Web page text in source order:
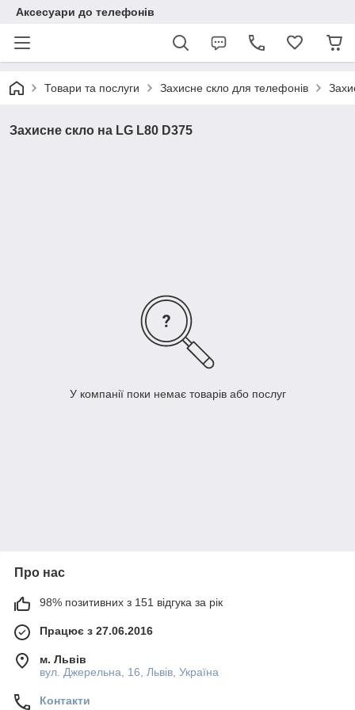
Аксесуари до телефонів
Товари та послуги Захисне скло для телефонів
Захисне скло на LG L80 D375
У компанії поки немає товарів або послуг
Про нас
98% позитивних з 151 відгука за рік
Працює з 27.06.2016
м. Львів
вул. Джерельна, 16, Львів, Україна
Контакти